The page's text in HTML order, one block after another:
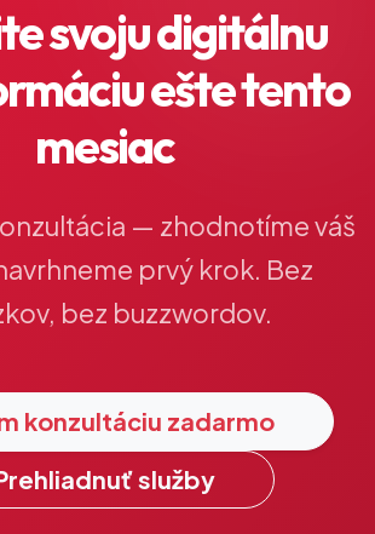
svoju digitálnu
ešte tento
mesiac
— zhodnotíme váš
prvý krok. Bez
bez buzzwordov.
konzultáciu zadarmo
služby